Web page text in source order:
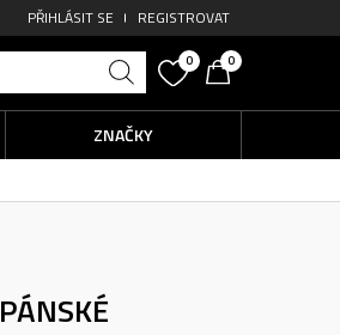
PŘIHLÁSIT SE REGISTROVAT
0 0
ZNAČKY
PÁNSKÉ